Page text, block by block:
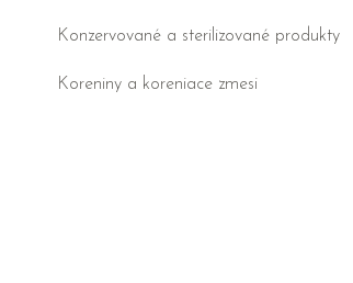
Konzervované a sterilizované produkty
Koreniny a koreniace zmesi